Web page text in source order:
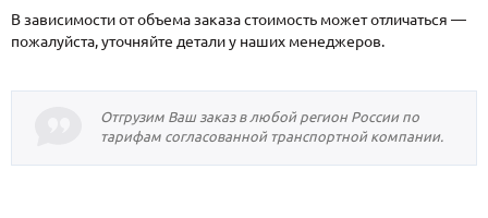
В зависимости от объема заказа стоимость может отличаться —
пожалуйста, уточняйте детали у наших менеджеров.
Отгрузим Ваш заказ в любой регион России по
тарифам согласованной транспортной компании.